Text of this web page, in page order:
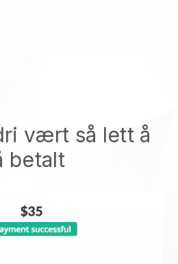
vært så lett å
betalt